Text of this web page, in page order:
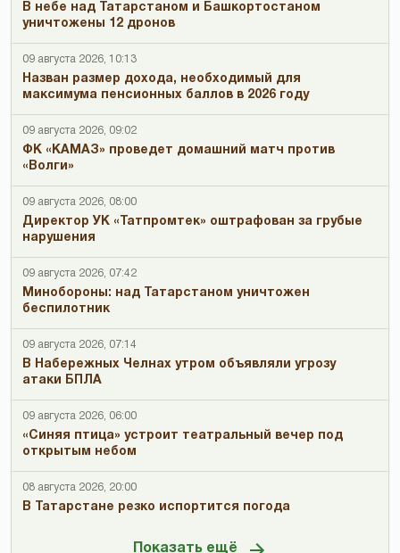
В небе над Татарстаном и Башкортостаном
уничтожены 12 дронов
09 августа 2026, 10:13
Назван размер дохода, необходимый для
максимума пенсионных баллов в 2026 году
09 августа 2026, 09:02
ФК «КАМАЗ» проведет домашний матч против
«Волги»
09 августа 2026, 08:00
Директор УК «Татпромтек» оштрафован за грубые
нарушения
09 августа 2026, 07:42
Минобороны: над Татарстаном уничтожен
беспилотник
09 августа 2026, 07:14
В Набережных Челнах утром объявляли угрозу
атаки БПЛА
09 августа 2026, 06:00
«Синяя птица» устроит театральный вечер под
открытым небом
08 августа 2026, 20:00
В Татарстане резко испортится погода
Показать ещё